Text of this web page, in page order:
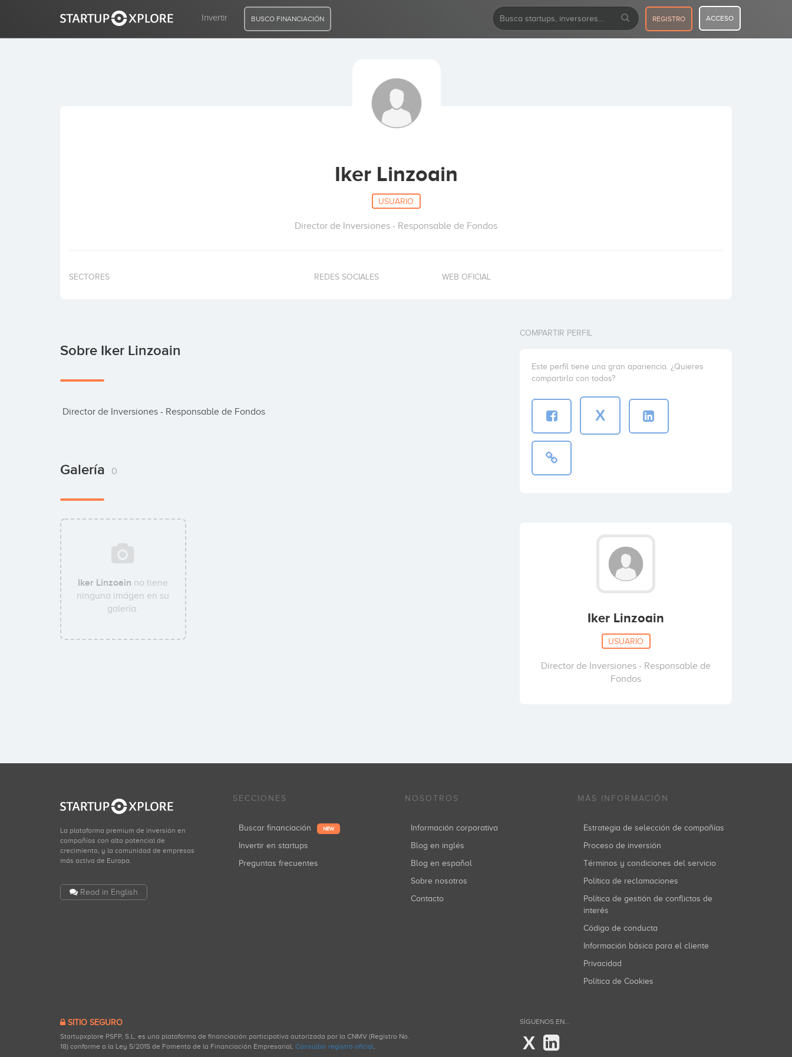
Invertir BUSCO FINANCIACIÓN REGISTRO ACCESO
Iker Linzoain
USUARIO
Director de Inversiones - Responsable de Fondos
SECTORES REDES SOCIALES WEB OFICIAL
Sobre Iker Linzoain
Director de Inversiones - Responsable de Fondos
Galería 0
Iker Linzoain no tiene
ninguna imágen en su
galería.
COMPARTIR PERFIL
Este perfil tiene una gran apariencia. ¿Quieres
compartirlo con todos?
X
Iker Linzoain
USUARIO
Director de Inversiones - Responsable de
Fondos
La plataforma premium de inversión en
compañías con alto potencial de
crecimiento, y la comunidad de empresas
más activa de Europa.
Read in English
SECCIONES
Buscar financiación NEW
Invertir en startups
Preguntas frecuentes
NOSOTROS
Información corporativa
Blog en inglés
Blog en español
Sobre nosotros
Contacto
MÁS INFORMACIÓN
Estrategia de selección de compañías
Proceso de inversión
Términos y condiciones del servicio
Política de reclamaciones
Política de gestión de conflictos de
interés
Código de conducta
Información básica para el cliente
Privacidad
Política de Cookies
SITIO SEGURO
Startupxplore PSFP, S.L. es una plataforma de financiación participativa autorizada por la CNMV (Registro No.
18) conforme a la Ley 5/2015 de Fomento de la Financiación Empresarial. Consultar registro oficial.
SÍGUENOS EN...
X